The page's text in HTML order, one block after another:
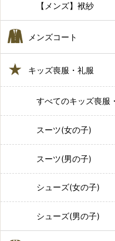
【メンズ】袱紗
メンズコート
キッズ喪服・礼服
すべてのキッズ喪服
スーツ(女の子)
スーツ(男の子)
シューズ(女の子)
シューズ(男の子)